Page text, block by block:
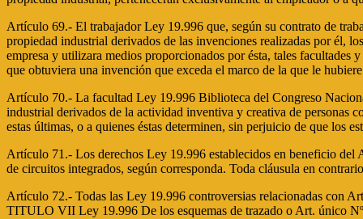
Artículo 69.- El trabajador Ley 19.996 que, según su contrato de
propiedad industrial derivados de las invenciones realizadas por él,
empresa y utilizara medios proporcionados por ésta, tales facultades
que obtuviera una invención que exceda el marco de la que le
Artículo 70.- La facultad Ley 19.996 Biblioteca del Congreso
industrial derivados de la actividad inventiva y creativa de personas
estas últimas, o a quienes éstas determinen, sin perjuicio de que los
Artículo 71.- Los derechos Ley 19.996 establecidos en beneficio del
de circuitos integrados, según corresponda. Toda cláusula en
Artículo 72.- Todas las Ley 19.996 controversias relacionadas con
TITULO VII Ley 19.996 De los esquemas de trazado o Art. único